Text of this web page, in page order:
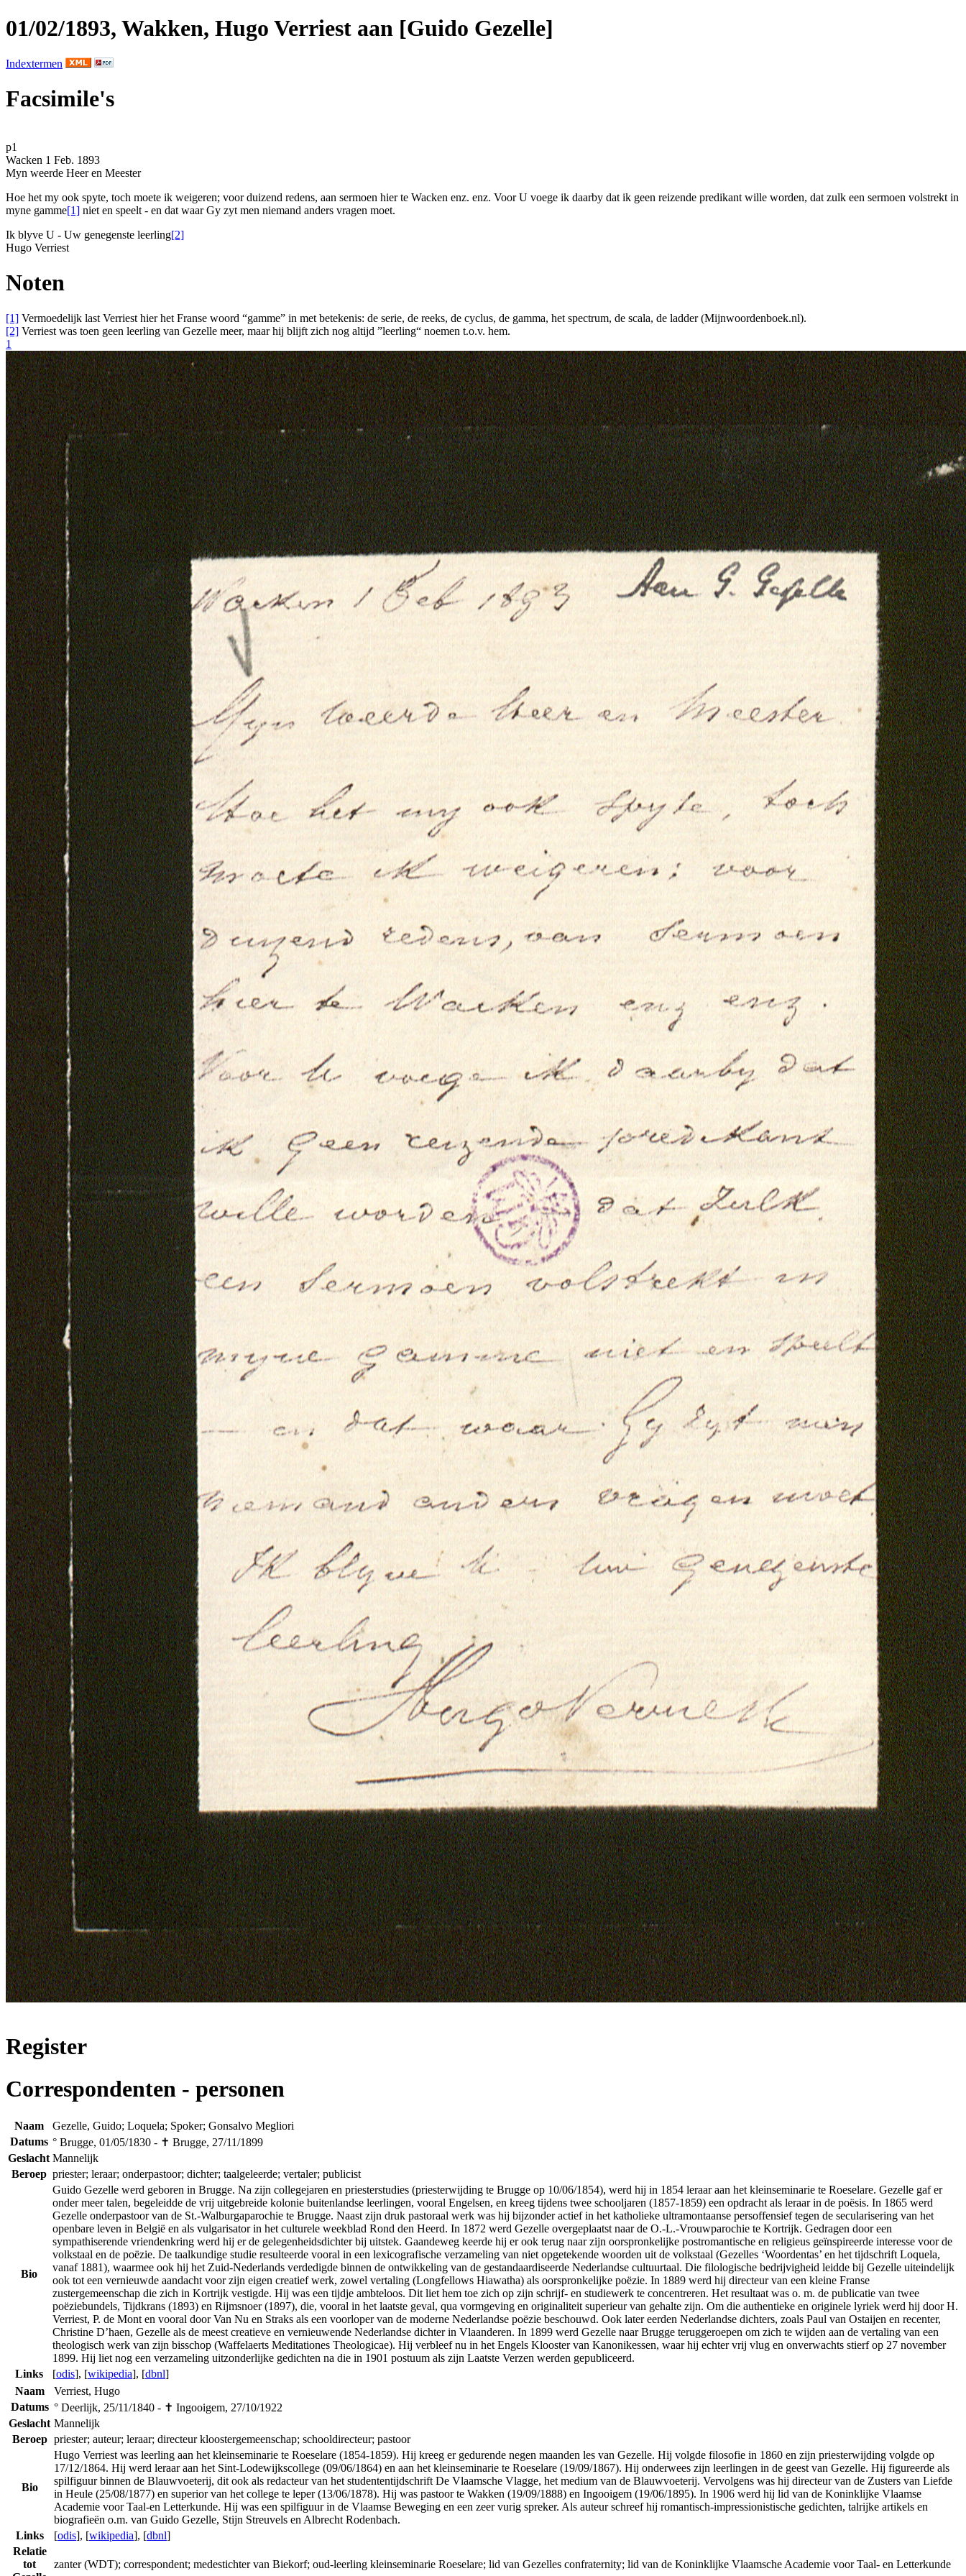
01/02/1893, Wakken, Hugo Verriest aan [Guido Gezelle]
Indextermen
Facsimile's
p1
Wacken 1 Feb. 1893
Myn weerde Heer en Meester
Hoe het my ook spyte, toch moete ik weigeren; voor duizend redens, aan sermoen hier te Wacken enz. enz. Voor U voege ik daarby dat ik geen reizende predikant wille worden, dat zulk een sermoen volstrekt in
myne gamme[1] niet en speelt - en dat waar Gy zyt men niemand anders vragen moet.
Ik blyve U - Uw genegenste leerling[2]
Hugo Verriest
Noten
[1] Vermoedelijk last Verriest hier het Franse woord “gamme” in met betekenis: de serie, de reeks, de cyclus, de gamma, het spectrum, de scala, de ladder (Mijnwoordenboek.nl).
[2] Verriest was toen geen leerling van Gezelle meer, maar hij blijft zich nog altijd ”leerling“ noemen t.o.v. hem.
1
Register
Correspondenten - personen
Naam
Gezelle, Guido; Loquela; Spoker; Gonsalvo Megliori
Datums ° Brugge, 01/05/1830 - ✝ Brugge, 27/11/1899
Geslacht Mannelijk
Beroep priester; leraar; onderpastoor; dichter; taalgeleerde; vertaler; publicist
Bio
Guido Gezelle werd geboren in Brugge. Na zijn collegejaren en priesterstudies (priesterwijding te Brugge op 10/06/1854), werd hij in 1854 leraar aan het kleinseminarie te Roeselare. Gezelle gaf er
onder meer talen, begeleidde de vrij uitgebreide kolonie buitenlandse leerlingen, vooral Engelsen, en kreeg tijdens twee schooljaren (1857-1859) een opdracht als leraar in de poësis. In 1865 werd
Gezelle onderpastoor van de St.-Walburgaparochie te Brugge. Naast zijn druk pastoraal werk was hij bijzonder actief in het katholieke ultramontaanse persoffensief tegen de secularisering van het
openbare leven in België en als vulgarisator in het culturele weekblad Rond den Heerd. In 1872 werd Gezelle overgeplaatst naar de O.-L.-Vrouwparochie te Kortrijk. Gedragen door een
sympathiserende vriendenkring werd hij er de gelegenheidsdichter bij uitstek. Gaandeweg keerde hij er ook terug naar zijn oorspronkelijke postromantische en religieus geïnspireerde interesse voor de
volkstaal en de poëzie. De taalkundige studie resulteerde vooral in een lexicografische verzameling van niet opgetekende woorden uit de volkstaal (Gezelles ‘Woordentas’ en het tijdschrift Loquela,
vanaf 1881), waarmee ook hij het Zuid-Nederlands verdedigde binnen de ontwikkeling van de gestandaardiseerde Nederlandse cultuurtaal. Die filologische bedrijvigheid leidde bij Gezelle uiteindelijk
ook tot een vernieuwde aandacht voor zijn eigen creatief werk, zowel vertaling (Longfellows Hiawatha) als oorspronkelijke poëzie. In 1889 werd hij directeur van een kleine Franse
zustergemeenschap die zich in Kortrijk vestigde. Hij was een tijdje ambteloos. Dit liet hem toe zich op zijn schrijf- en studiewerk te concentreren. Het resultaat was o. m. de publicatie van twee
poëziebundels, Tijdkrans (1893) en Rijmsnoer (1897), die, vooral in het laatste geval, qua vormgeving en originaliteit superieur van gehalte zijn. Om die authentieke en originele lyriek werd hij door H.
Verriest, P. de Mont en vooral door Van Nu en Straks als een voorloper van de moderne Nederlandse poëzie beschouwd. Ook later eerden Nederlandse dichters, zoals Paul van Ostaijen en recenter,
Christine D’haen, Gezelle als de meest creatieve en vernieuwende Nederlandse dichter in Vlaanderen. In 1899 werd Gezelle naar Brugge teruggeroepen om zich te wijden aan de vertaling van een
theologisch werk van zijn bisschop (Waffelaerts Meditationes Theologicae). Hij verbleef nu in het Engels Klooster van Kanonikessen, waar hij echter vrij vlug en onverwachts stierf op 27 november
1899. Hij liet nog een verzameling uitzonderlijke gedichten na die in 1901 postuum als zijn Laatste Verzen werden gepubliceerd.
Links
[odis], [wikipedia], [dbnl]
Naam
Verriest, Hugo
Datums ° Deerlijk, 25/11/1840 - ✝ Ingooigem, 27/10/1922
Geslacht Mannelijk
Beroep priester; auteur; leraar; directeur kloostergemeenschap; schooldirecteur; pastoor
Bio
Hugo Verriest was leerling aan het kleinseminarie te Roeselare (1854-1859). Hij kreeg er gedurende negen maanden les van Gezelle. Hij volgde filosofie in 1860 en zijn priesterwijding volgde op
17/12/1864. Hij werd leraar aan het Sint-Lodewijkscollege (09/06/1864) en aan het kleinseminarie te Roeselare (19/09/1867). Hij onderwees zijn leerlingen in de geest van Gezelle. Hij figureerde als
spilfiguur binnen de Blauwvoeterij, dit ook als redacteur van het studententijdschrift De Vlaamsche Vlagge, het medium van de Blauwvoeterij. Vervolgens was hij directeur van de Zusters van Liefde
in Heule (25/08/1877) en superior van het college te leper (13/06/1878). Hij was pastoor te Wakken (19/09/1888) en Ingooigem (19/06/1895). In 1906 werd hij lid van de Koninklijke Vlaamse
Academie voor Taal-en Letterkunde. Hij was een spilfiguur in de Vlaamse Beweging en een zeer vurig spreker. Als auteur schreef hij romantisch-impressionistische gedichten, talrijke artikels en
biografieën o.m. van Guido Gezelle, Stijn Streuvels en Albrecht Rodenbach.
Links
[odis], [wikipedia], [dbnl]
Relatie
tot
zanter (WDT); correspondent; medestichter van Biekorf; oud-leerling kleinseminarie Roeselare; lid van Gezelles confraternity; lid van de Koninklijke Vlaamsche Academie voor Taal- en Letterkunde